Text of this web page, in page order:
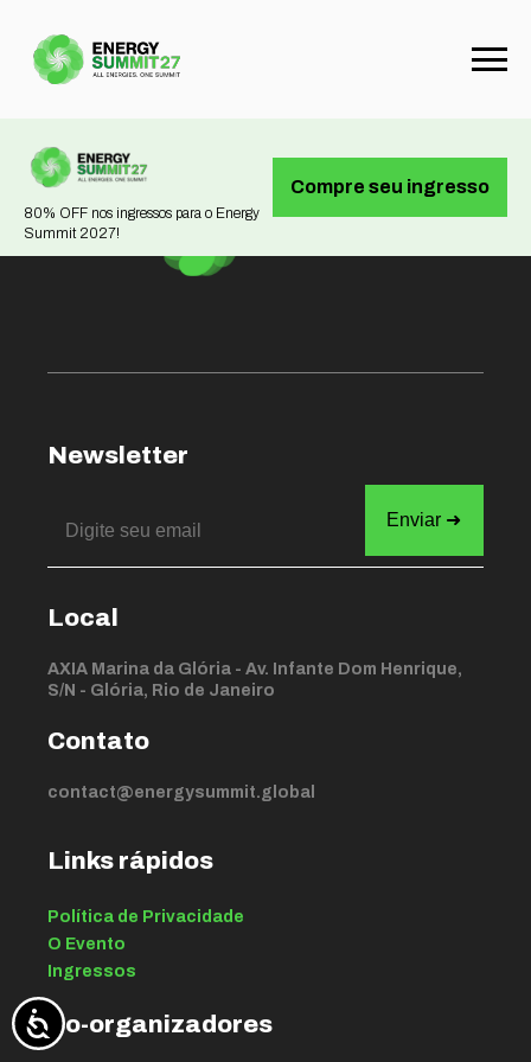
80% OFF nos ingressos para o Energy
Summit 2027!
Compre seu ingresso
Not found
Newsletter
Local
AXIA Marina da Glória - Av. Infante Dom Henrique,
S/N - Glória, Rio de Janeiro
Contato
contact@energysummit.global
Links rápidos
Política de Privacidade
O Evento
Ingressos
Co-organizadores